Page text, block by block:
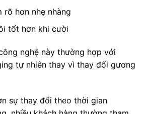
hơn nhẹ nhàng
tốt hơn khi cười
nghệ này thường hợp với
tự nhiên thay vì thay đổi gương
sự thay đổi theo thời gian